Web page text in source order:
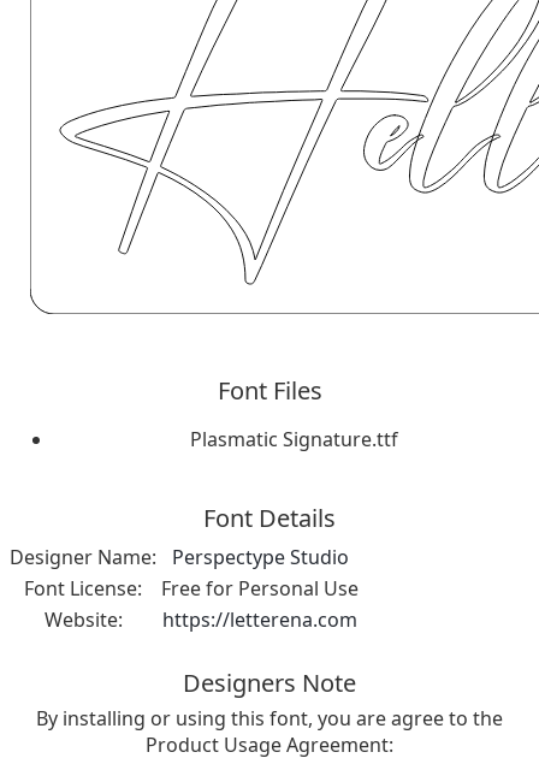
Font Files
Plasmatic Signature.ttf
Font Details
Designer Name:
Perspectype Studio
Font License:
Free for Personal Use
Website:
https://letterena.com
Designers Note
By installing or using this font, you are agree to the
Product Usage Agreement: